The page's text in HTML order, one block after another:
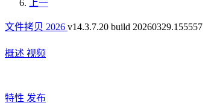
上一
文件拷贝 2026 v14.3.7.20 build 20260329.155557
概述 视频
特性 发布